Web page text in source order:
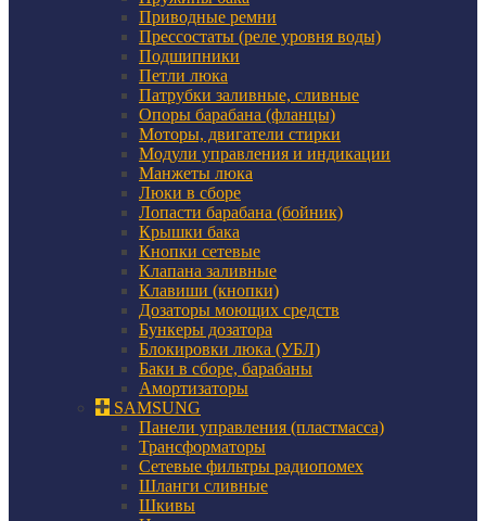
Приводные ремни
Прессостаты (реле уровня воды)
Подшипники
Петли люка
Патрубки заливные, сливные
Опоры барабана (фланцы)
Моторы, двигатели стирки
Модули управления и индикации
Манжеты люка
Люки в сборе
Лопасти барабана (бойник)
Крышки бака
Кнопки сетевые
Клапана заливные
Клавиши (кнопки)
Дозаторы моющих средств
Бункеры дозатора
Блокировки люка (УБЛ)
Баки в сборе, барабаны
Амортизаторы
SAMSUNG
Панели управления (пластмасса)
Трансформаторы
Сетевые фильтры радиопомех
Шланги сливные
Шкивы